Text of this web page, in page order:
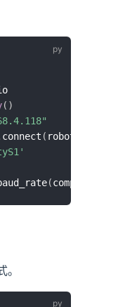
( )
connect ( robot_ip
(compath